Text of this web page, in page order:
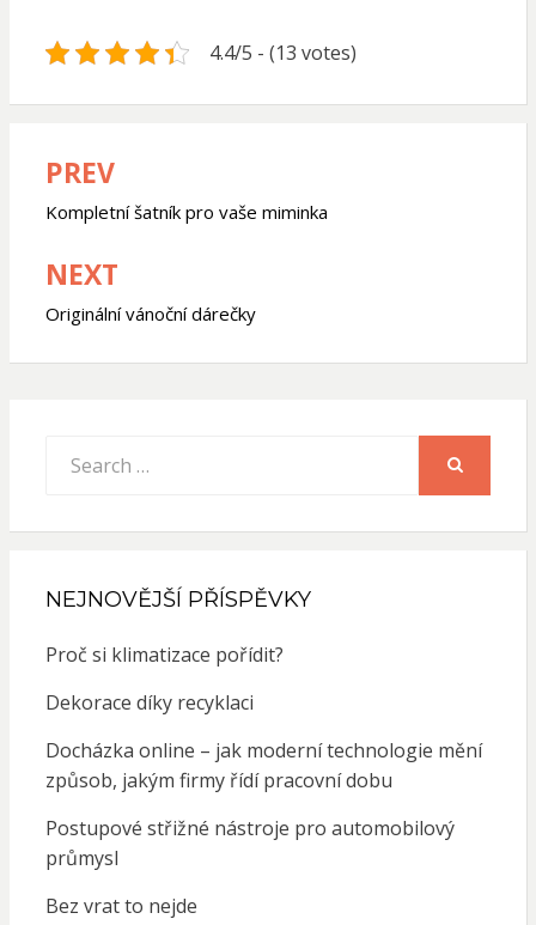
4.4/5 - (13 votes)
Navigace
pro
příspěvek
PREV
Kompletní šatník pro vaše miminka
NEXT
Originální vánoční dárečky
for:
NEJNOVĚJŠÍ PŘÍSPĚVKY
Proč si klimatizace pořídit?
Dekorace díky recyklaci
Docházka online – jak moderní technologie mění
způsob, jakým firmy řídí pracovní dobu
Postupové střižné nástroje pro automobilový
průmysl
Bez vrat to nejde